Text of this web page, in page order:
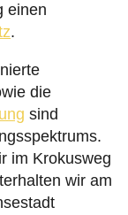
einen
.
die
sind
im Krokusweg
wir am